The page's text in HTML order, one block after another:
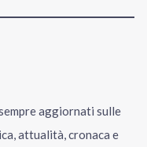
aggiornati sulle
attualità, cronaca e